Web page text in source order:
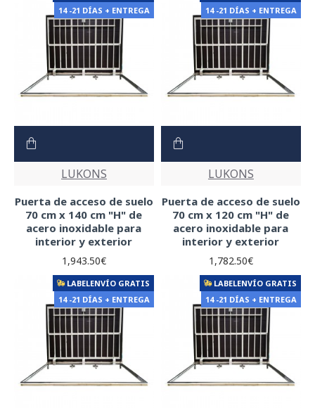
14 -21 DÍAS + ENTREGA
LUKONS
Puerta de acceso de suelo
70 cm x 140 cm "H" de
acero inoxidable para
interior y exterior
1,943.50€
14 -21 DÍAS + ENTREGA
LUKONS
Puerta de acceso de suelo
70 cm x 120 cm "H" de
acero inoxidable para
interior y exterior
1,782.50€
LABELENVÍO GRATIS
14 -21 DÍAS + ENTREGA
LABELENVÍO GRATIS
14 -21 DÍAS + ENTREGA